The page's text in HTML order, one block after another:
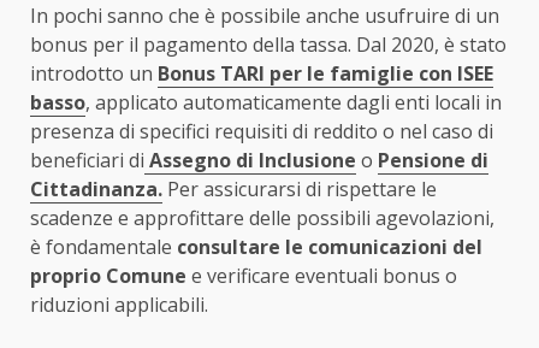
In pochi sanno che è possibile anche usufruire di un
bonus per il pagamento della tassa. Dal 2020, è stato
introdotto un Bonus TARI per le famiglie con ISEE
basso, applicato automaticamente dagli enti locali in
presenza di specifici requisiti di reddito o nel caso di
beneficiari di Assegno di Inclusione o Pensione di
Cittadinanza. Per assicurarsi di rispettare le
scadenze e approfittare delle possibili agevolazioni,
è fondamentale consultare le comunicazioni del
proprio Comune e verificare eventuali bonus o
riduzioni applicabili.